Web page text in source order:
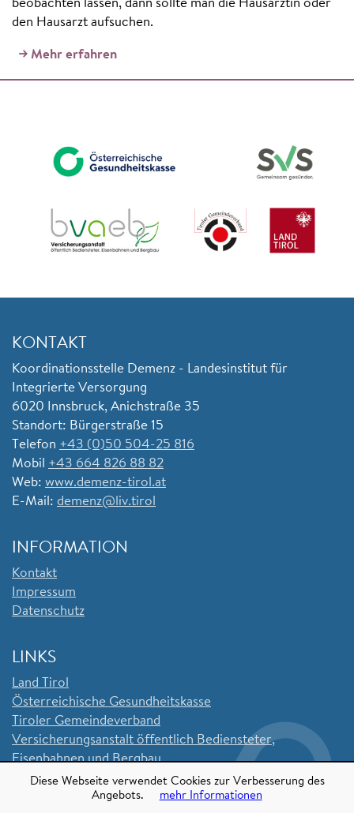
beobachten lassen, dann sollte man die Hausärztin oder
den Hausarzt aufsuchen.
Mehr erfahren
KONTAKT
Koordinationsstelle Demenz - Landesinstitut für
Integrierte Versorgung
6020 Innsbruck, Anichstraße 35
Standort: Bürgerstraße 15
Telefon +43 (0)50 504-25 816
Mobil +43 664 826 88 82
Web: www.demenz-tirol.at
E-Mail: demenz@liv.tirol
INFORMATION
Kontakt
Impressum
Datenschutz
LINKS
Land Tirol
Österreichische Gesundheitskasse
Tiroler Gemeindeverband
Versicherungsanstalt öffentlich Bediensteter,
Eisenbahnen und Bergbau
Sozialversicherungsanstalt der Selbstständigen
Diese Webseite verwendet Cookies zur Verbesserung des
Angebots.
mehr Informationen